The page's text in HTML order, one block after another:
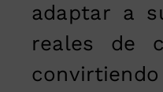
adaptar a
reales de